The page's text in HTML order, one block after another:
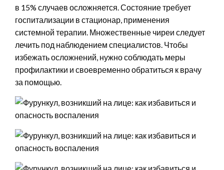
в 15% случаев осложняется. Состояние требует
госпитализации в стационар, применения
системной терапии. Множественные чиреи следует
лечить под наблюдением специалистов. Чтобы
избежать осложнений, нужно соблюдать меры
профилактики и своевременно обратиться к врачу
за помощью.